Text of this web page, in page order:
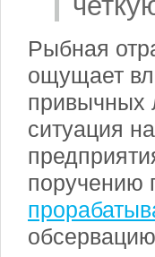
Рыбная
ощущает
привычных
ситуация
поручению